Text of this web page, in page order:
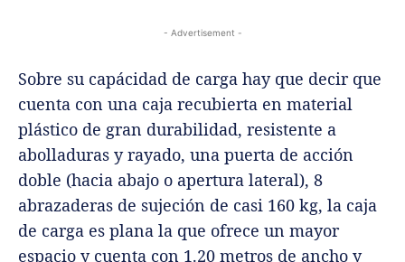
- Advertisement -
Sobre su capácidad de carga hay que decir que
cuenta con una caja recubierta en material
plástico de gran durabilidad, resistente a
abolladuras y rayado, una puerta de acción
doble (hacia abajo o apertura lateral), 8
abrazaderas de sujeción de casi 160 kg, la caja
de carga es plana la que ofrece un mayor
espacio y cuenta con 1.20 metros de ancho y